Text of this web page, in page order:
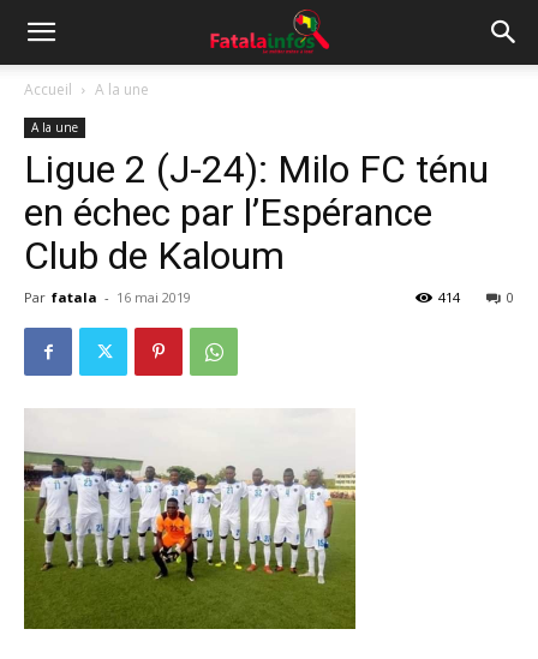
Accueil A la une
A la une
Ligue 2 (J-24): Milo FC ténu
en échec par l’Espérance
Club de Kaloum
Par fatala - 16 mai 2019 0
414